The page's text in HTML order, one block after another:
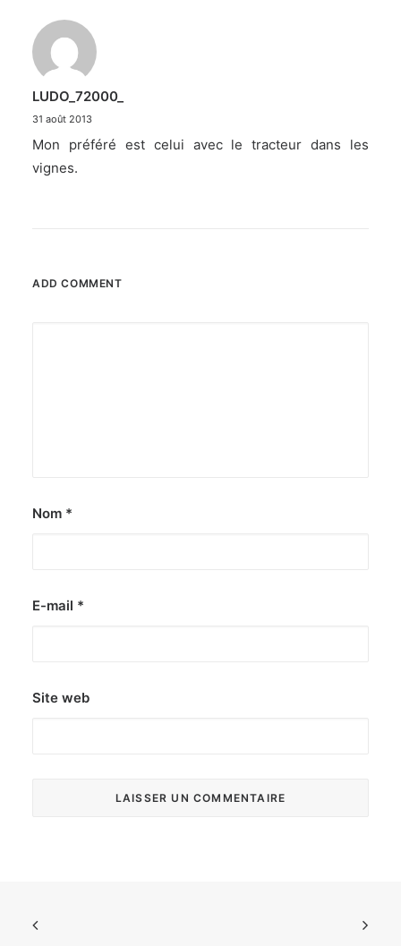
LUDO_72000_
31 août 2013
Mon préféré est celui avec le tracteur dans les
vignes.
ADD COMMENT
Nom *
E-mail *
Site web